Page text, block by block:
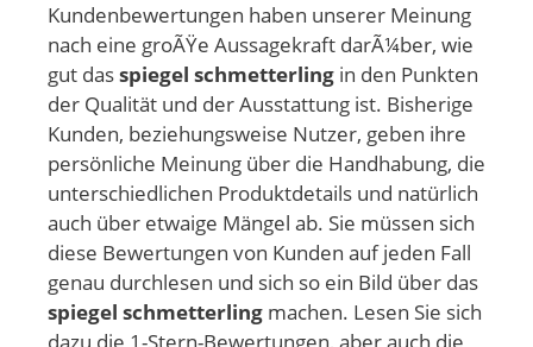
Kundenbewertungen haben unserer Meinung
nach eine groÃŸe Aussagekraft darÃ¼ber, wie
gut dasspiegel schmetterling in den Punkten
der Qualität und der Ausstattung ist. Bisherige
Kunden, beziehungsweise Nutzer, geben ihre
persönliche Meinung über die Handhabung, die
unterschiedlichen Produktdetails und natürlich
auch über etwaige Mängel ab. Sie müssen sich
diese Bewertungen von Kunden auf jeden Fall
genau durchlesen und sich so ein Bild über das
spiegel schmetterling machen. Lesen Sie sich